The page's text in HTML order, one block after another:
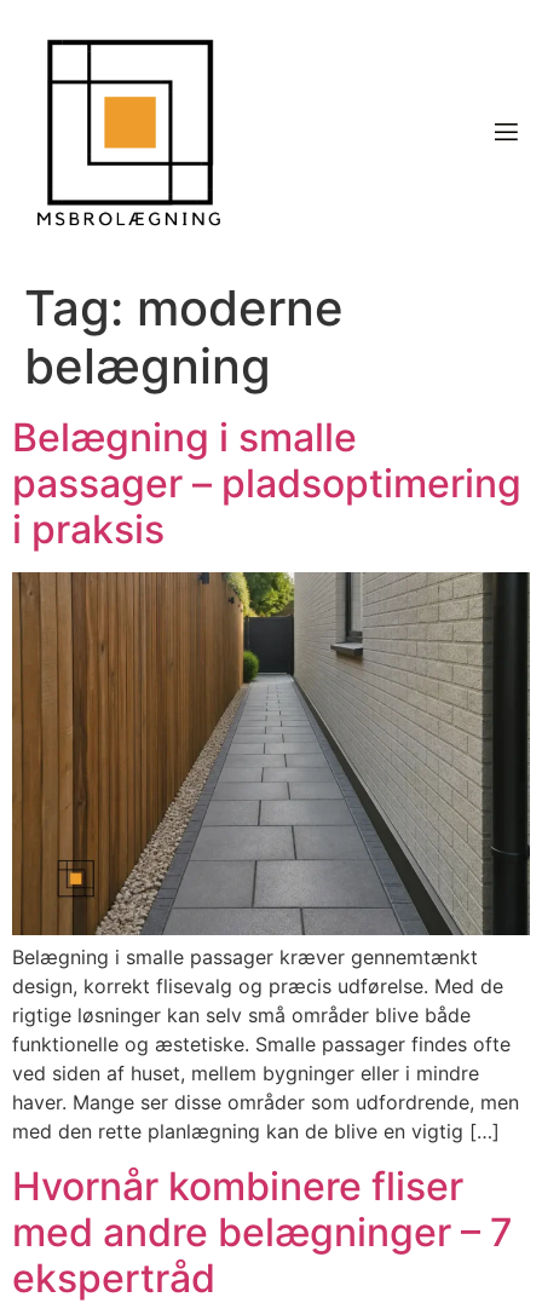
Tag: moderne
belægning
Belægning i smalle
passager – pladsoptimering
i praksis
Belægning i smalle passager kræver gennemtænkt
design, korrekt flisevalg og præcis udførelse. Med de
rigtige løsninger kan selv små områder blive både
funktionelle og æstetiske. Smalle passager findes ofte
ved siden af huset, mellem bygninger eller i mindre
haver. Mange ser disse områder som udfordrende, men
med den rette planlægning kan de blive en vigtig […]
Hvornår kombinere fliser
med andre belægninger – 7
ekspertråd